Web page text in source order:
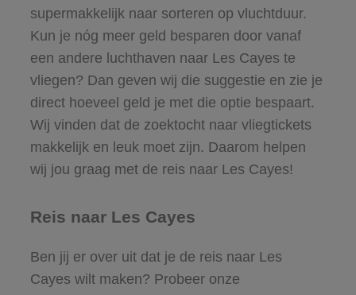
supermakkelijk naar sorteren op vluchtduur.
Kun je nóg meer geld besparen door vanaf
een andere luchthaven naar Les Cayes te
vliegen? Dan geven wij die suggestie en zie je
direct hoeveel geld je met die optie bespaart.
Wij vinden dat de zoektocht naar vliegtickets
makkelijk en leuk moet zijn. Daarom helpen
wij jou graag met de reis naar Les Cayes!
Reis naar Les Cayes
Ben jij er over uit dat je de reis naar Les
Cayes wilt maken? Probeer onze